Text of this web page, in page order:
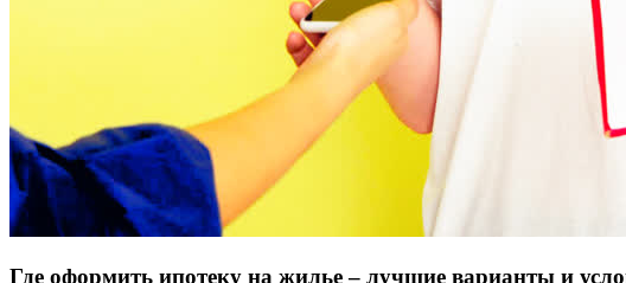
Где оформить ипотеку на жилье – лучшие варианты и